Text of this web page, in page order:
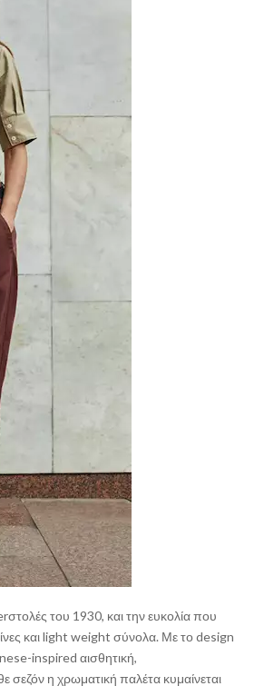
του 1930, και την ευκολία που
και light weight σύνολα. Με το design
inspired αισθητική,
η χρωματική παλέτα κυμαίνεται